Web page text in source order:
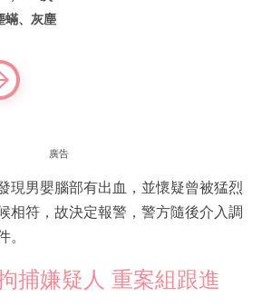
蟎、灰塵
廣告
現男嬰腦部有出血，並懷疑曾被猛烈
相符，故決定報警，警方隨後介入調
。
捕嫌疑人 重案組跟進